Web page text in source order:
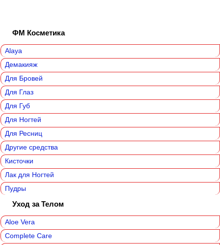
ФМ Косметика
Alaya
Демакияж
Для Бровей
Для Глаз
Для Губ
Для Ногтей
Для Ресниц
Другие средства
Кисточки
Лак для Ногтей
Пудры
Уход за Телом
Aloe Vera
Complete Care